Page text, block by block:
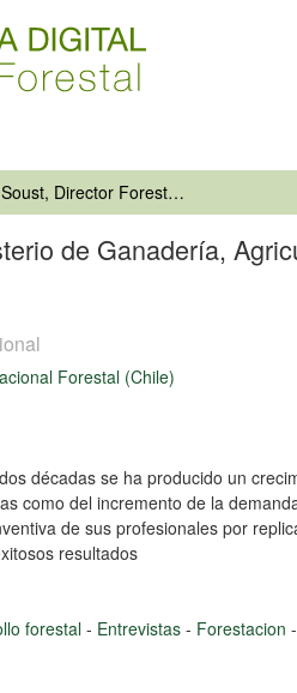
Pedro Soust, Director Forestal del Ministerio de Ganadería, Agricultura y Pesca de Uruguay: "Chile es el modelo que tenemos en forestación"
de Ganadería,
Forestal (Chile)
décadas se ha producido un
como del incremento de la
de sus profesionales por
resultados
forestal - Entrevistas - Forestacion -